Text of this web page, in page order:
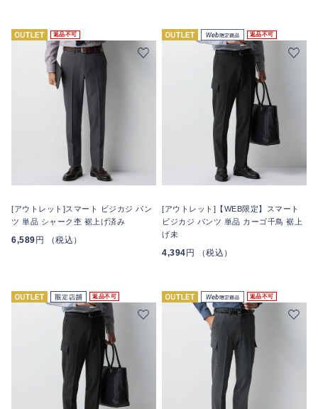
返品不可
[アウトレット]スマート ビジカジ パン
ツ 単品 シャーク杢 裾上げ済み
6,589円 （税込）
返品不可
[アウトレット]【WEB限定】スマート
ビジカジ パンツ 単品 カーゴ千鳥 裾上
げ未
4,394円 （税込）
返品不可 返品不可